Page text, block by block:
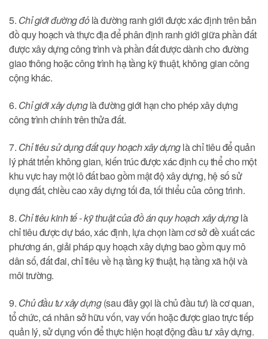
5. Chỉ giới đường đỏlà đường ranh giới được xác định trên bản
đồ quy hoạch và thực địa để phân định ranh giới giữa phần đất
được xây dựng công trình và phần đất được dành cho đường
giao thông hoặc công trình hạ tầng kỹ thuật, không gian công
cộng khác.
6. Chỉ giới xây dựnglà đường giới hạn cho phép xây dựng
công trình chính trên thửa đất.
7. Chỉ tiêu sử dụng đất quy hoạch xây dựnglà chỉ tiêu để quản
lý phát triển không gian, kiến trúc được xác định cụ thể cho một
khu vực hay một lô đất bao gồm mật độ xây dựng, hệ số sử
dụng đất, chiều cao xây dựng tối đa, tối thiểu của công trình.
8. Chỉ tiêu kinh tế - kỹ thuật của đồ án quy hoạch xây dựnglà
chỉ tiêu được dự báo, xác định, lựa chọn làm cơ sở đề xuất các
phương án, giải pháp quy hoạch xây dựng bao gồm quy mô
dân số, đất đai, chỉ tiêu về hạ tầng kỹ thuật, hạ tầng xã hội và
môi trường.
9. Chủ đầu tư xây dựng(sau đây gọi là chủ đầu tư) là cơ quan,
tổ chức, cá nhân sở hữu vốn, vay vốn hoặc được giao trực tiếp
quản lý, sử dụng vốn để thực hiện hoạt động đầu tư xây dựng.